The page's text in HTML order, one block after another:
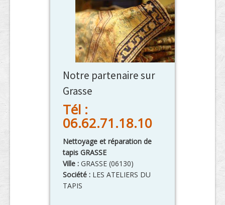
Notre partenaire sur
Grasse
Tél :
06.62.71.18.10
Nettoyage et réparation de
tapis GRASSE
Ville : GRASSE (06130)
Société : LES ATELIERS DU
TAPIS